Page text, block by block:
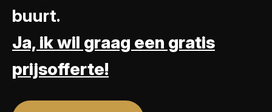
buurt.
Ja, ik wil graag een gratis
prijsofferte!